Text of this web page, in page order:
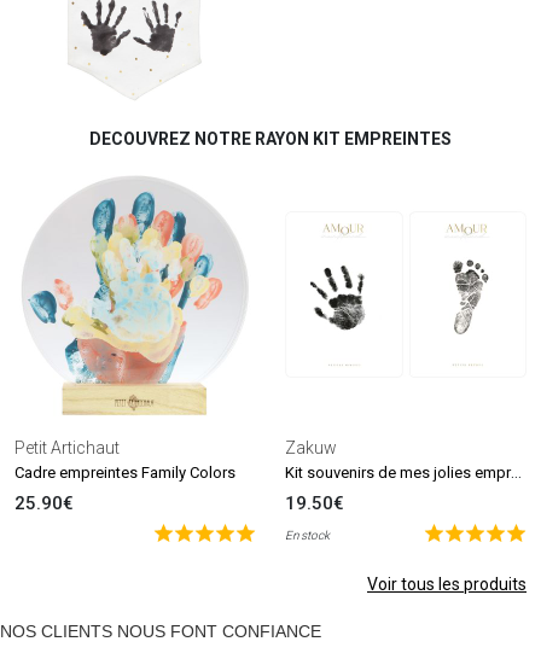
DECOUVREZ NOTRE RAYON KIT EMPREINTES
Petit Artichaut
Cadre empreintes Family Colors
25.90€
Zakuw
Kit souvenirs de mes jolies empreintes
19.50€
En stock
Voir tous les produits
NOS CLIENTS NOUS FONT CONFIANCE